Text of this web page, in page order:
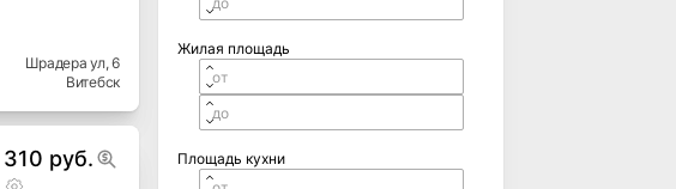
Шрадера ул, 6
Витебск
310 руб.
Жилая площадь
Площадь кухни